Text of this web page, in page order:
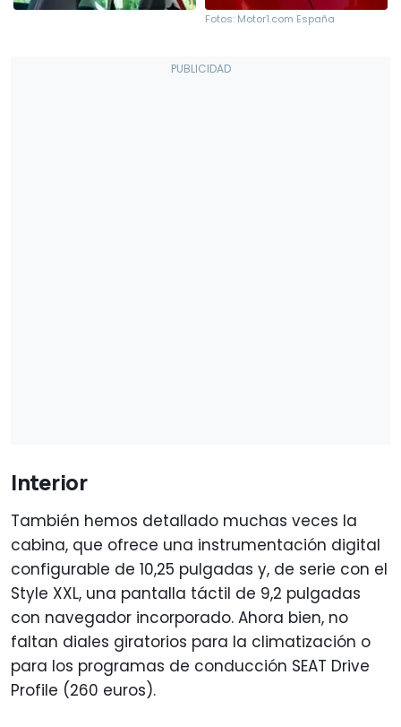
Fotos: Motor1.com España
Interior
También hemos detallado muchas veces la
cabina, que ofrece una instrumentación digital
configurable de 10,25 pulgadas y, de serie con el
Style XXL, una pantalla táctil de 9,2 pulgadas
con navegador incorporado. Ahora bien, no
faltan diales giratorios para la climatización o
para los programas de conducción SEAT Drive
Profile (260 euros).